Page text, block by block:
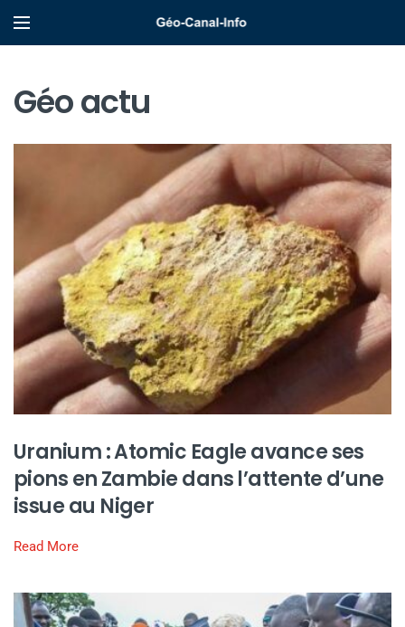
Géo actu
Uranium : Atomic Eagle avance ses
pions en Zambie dans l’attente d’une
issue au Niger
Read More